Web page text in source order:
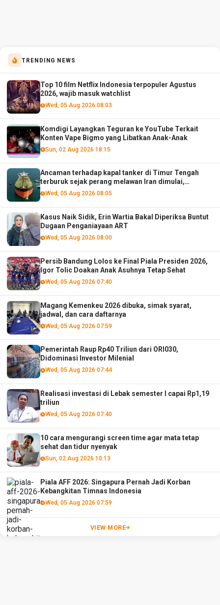
TRENDING NEWS
Top 10 film Netflix Indonesia terpopuler Agustus
2026, wajib masuk watchlist
Wed, 05 Aug 2026 08:03
Komdigi Layangkan Teguran ke YouTube Terkait
Konten Vape Bigmo yang Libatkan Anak-Anak
Sun, 02 Aug 2026 18:15
Ancaman terhadap kapal tanker di Timur Tengah
terburuk sejak perang melawan Iran dimulai,
menurut analis
Wed, 05 Aug 2026 08:05
Kasus Naik Sidik, Erin Wartia Bakal Diperiksa Buntut
Dugaan Penganiayaan ART
Wed, 05 Aug 2026 08:00
Persib Bandung Lolos ke Final Piala Presiden 2026,
Igor Tolic Doakan Anak Asuhnya Tetap Sehat
Wed, 05 Aug 2026 07:40
Magang Kemenkeu 2026 dibuka, simak syarat,
jadwal, dan cara daftarnya
Wed, 05 Aug 2026 07:59
Pemerintah Raup Rp40 Triliun dari ORI030,
Didominasi Investor Milenial
Wed, 05 Aug 2026 07:44
Realisasi investasi di Lebak semester I capai Rp1,19
triliun
Wed, 05 Aug 2026 07:40
10 cara mengurangi screen time agar mata tetap
sehat dan tidur nyenyak
Sun, 02 Aug 2026 10:13
Piala AFF 2026: Singapura Pernah Jadi Korban
Kebangkitan Timnas Indonesia
Wed, 05 Aug 2026 07:59
VIEW MORE